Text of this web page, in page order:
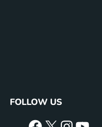
FOLLOW US